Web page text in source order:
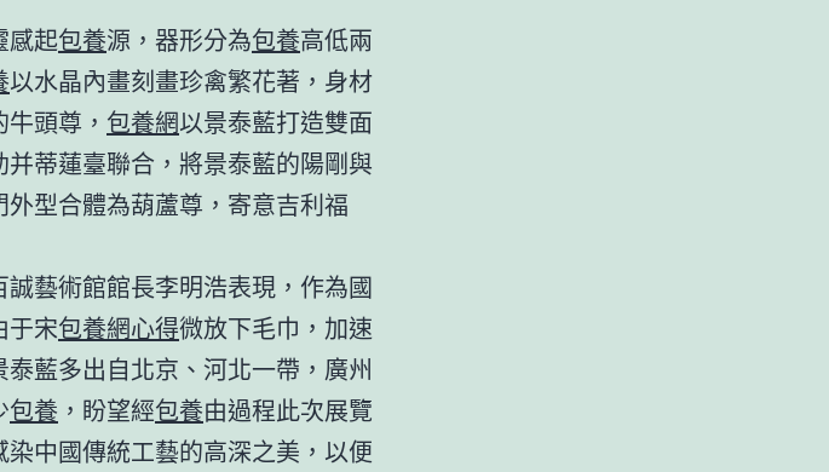
感起包養源，器形分為包養高低兩
以水晶內畫刻畫珍禽繁花著，身材
頭尊， 包養網以景泰藍打造雙面
蒂蓮臺聯合，將景泰藍的陽剛與
型合體為葫蘆尊，寄意吉利福
誠藝術館館長李明浩表現，作為國
于宋包養網心得微放下毛巾，加速
藍多出自北京、河北一帶，廣州
包養 ，盼望經包養由過程此次展覽
中國傳統工藝的高深之美，以便